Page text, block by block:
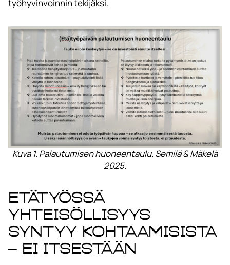
työhyvinvoinnin tekijäksi.
Kuva 1. Palautumisen huoneentaulu. Semilä & Mäkelä
2025.
Etätyössä
yhteisöllisyys
syntyy kohtaamisista
– ei itsestään